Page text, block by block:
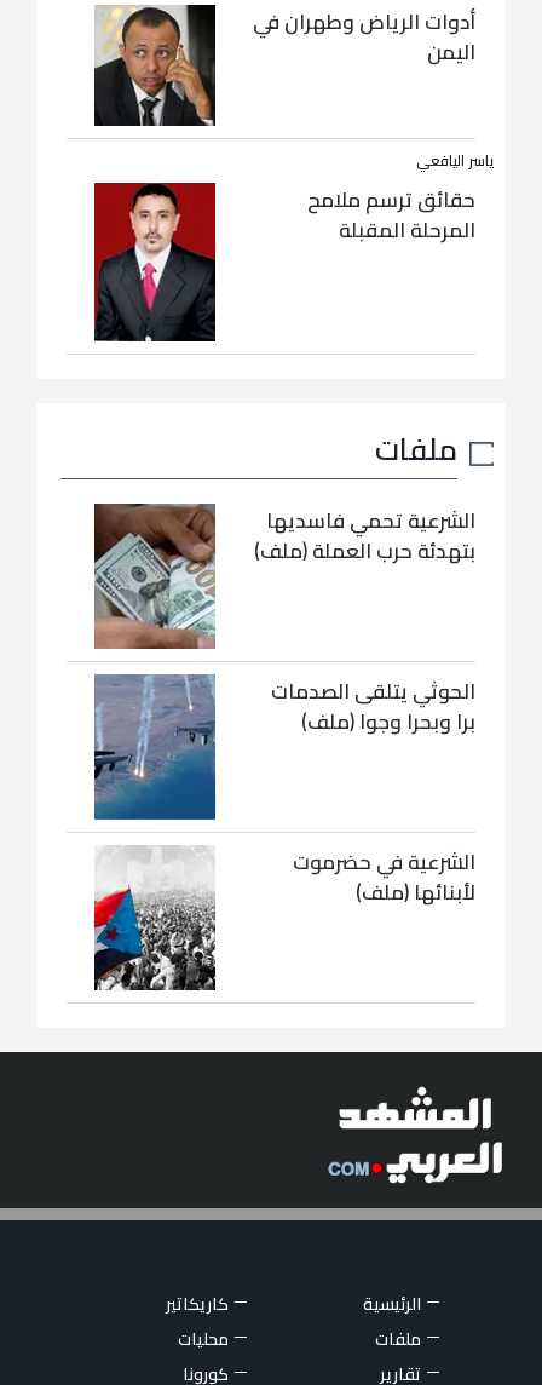
أدوات الرياض وطهران في
اليمن
ياسر اليافعي
حقائق ترسم ملامح
المرحلة المقبلة
ملفات
الشرعية تحمي فاسديها
بتهدئة حرب العملة (ملف)
الحوثي يتلقى الصدمات
برا وبحرا وجوا (ملف)
الشرعية في حضرموت
لأبنائها (ملف)
الرئيسية
كاريكاتير
ملفات
محليات
تقارير
كورونا